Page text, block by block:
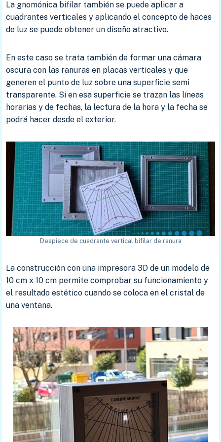
La gnomónica bifilar también se puede aplicar a
cuadrantes verticales y aplicando el concepto de haces
de luz se puede obtener un diseño atractivo.
En este caso se trata también de formar una cámara
oscura con las ranuras en placas verticales y que
generen el punto de luz sobre una superficie semi
transparente. Si en esa superficie se trazan las líneas
horarias y de fechas, la lectura de la hora y la fecha se
podrá hacer desde el exterior.
Despiece de cuadrante vertical bifilar de ranura
La construcción con una impresora 3D de un modelo de
10 cm x 10 cm permite comprobar su funcionamiento y
el resultado estético cuando se coloca en el cristal de
una ventana.